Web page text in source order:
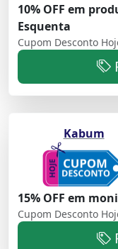
10% OFF em
Esquenta
Cupom Desconto
Kabum
15% OFF em
Cupom Desconto